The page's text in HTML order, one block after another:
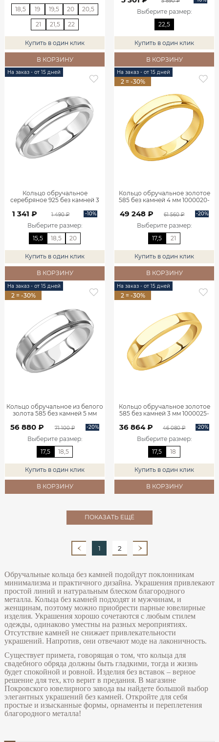
18,5 19 19,5 20 20,5
21 21,5 22
Купить в один клик
В КОРЗИНУ
Выберите размер:
22,5
Купить в один клик
В КОРЗИНУ
На заказ - от 15 дней
Кольцо обручальное
серебряное 925 без камней 3
1 341 ₽ 1 490 ₽ -10%
Выберите размер:
15,5
18,5 20
Купить в один клик
В КОРЗИНУ
На заказ - от 15 дней
2 = -30%
Кольцо обручальное золотое
585 без камней 4 мм 1000020-
49 248 ₽ 61 560 ₽ -20%
Выберите размер:
17,5
21
Купить в один клик
В КОРЗИНУ
На заказ - от 15 дней
2 = -30%
Кольцо обручальное из белого
золота 585 без камней 5 мм
56 880 ₽ 71 100 ₽ -20%
Выберите размер:
17,5
18,5
Купить в один клик
В КОРЗИНУ
На заказ - от 15 дней
2 = -30%
Кольцо обручальное золотое
585 без камней 3 мм 1000025-
36 864 ₽ 46 080 ₽ -20%
Выберите размер:
17,5
18
Купить в один клик
В КОРЗИНУ
ПОКАЗАТЬ ЕЩЁ
1 2
Обручальные кольца без камней подойдут поклонникам
минимализма и практичного дизайна. Украшения привлекают
простой линий и натуральным блеском благородного
металла. Кольца без камней подходят и мужчинам, и
женщинам, поэтому можно приобрести парные ювелирные
изделия. Украшения хорошо сочетаются с любым стилем
одежды, одинаково уместны на разных мероприятиях.
Отсутствие камней не снижает привлекательности
украшений. Напротив, они отвечают моде на лаконичность.
Существует примета, говорящая о том, что кольца для
свадебного обряда должны быть гладкими, тогда и жизнь
будет спокойной и ровной. Изделия без вставок – верное
решение для тех, кто верит в предания. В магазине
Покровского ювелирного завода вы найдете большой выбор
элегантных украшений без камней. Откройте для себя
простые и изысканные формы, орнаменты и переплетения
благородного металла!